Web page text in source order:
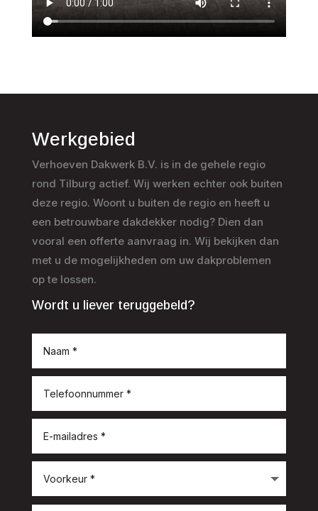
Werkgebied
Verhoeven Dakwerk B.V. is in de gehele regio
rond Tilburg actief. Wij werken echter ook buiten
deze regio. Woont u buiten de regio en heeft u
een betrouwbare dakdekker nodig? Dien dan
vooral een offerte aanvraag in. Wij bekijken dan
met u de mogelijkheden om uw dakproblemen
op te lossen.
Wordt u liever teruggebeld?